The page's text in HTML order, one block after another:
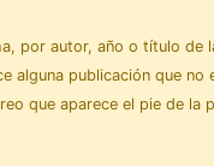
por autor, año o título de
alguna publicación que no
que aparece el pie de la